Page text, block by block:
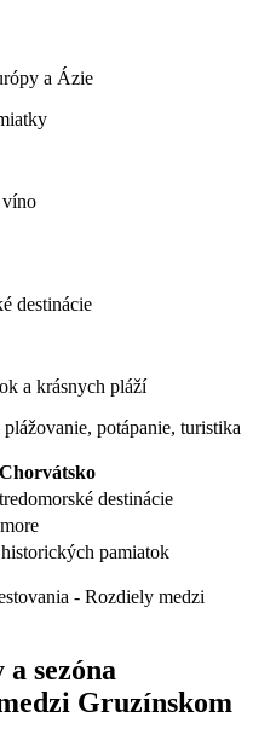
a Ázie
víno
destinácie
a krásnych pláží
potápanie, turistika
Chorvátsko
destinácie
pamiatok
sezóna
Gruzínskom